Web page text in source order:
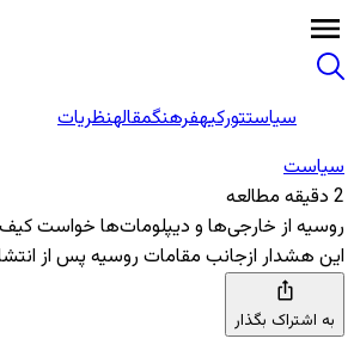
سیاستتورکیهفرهنگمقالهنظریات
سیاست
2 دقیقه مطالعه
روسیه از خارجی‌ها و دیپلومات‌ها خواست کیف
این هشدار ازجانب مقامات روسیه پس از
به اشتراک بگذار